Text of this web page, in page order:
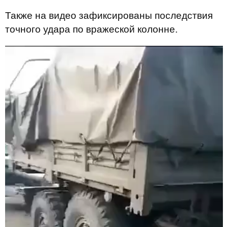
Также на видео зафиксированы последствия
точного удара по вражеской колонне.